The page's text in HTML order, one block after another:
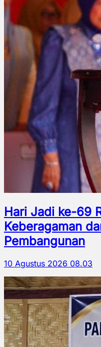
Hari Jadi ke-69
Keberagaman
Pembangunan
10 Agustus 2026 08.03